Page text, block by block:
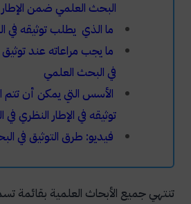
البحث العلمي ضمن
ما الذي يطلب توثيقه في
ما يجب مراعاته عند
في البحث العلمي
الأسس التي يمكن أن تتم
توثيقه في الإطار النظري
فيديو: طرق التوثيق في
تنتهي جميع الأبحاث العلمية بقائمة